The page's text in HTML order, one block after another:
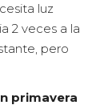
luz
2 veces a la
pero
primavera